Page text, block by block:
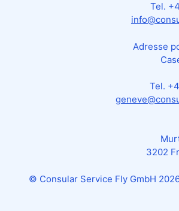
Tel.
Adresse
Tel.
3202
© Consular Service Fly GmbH